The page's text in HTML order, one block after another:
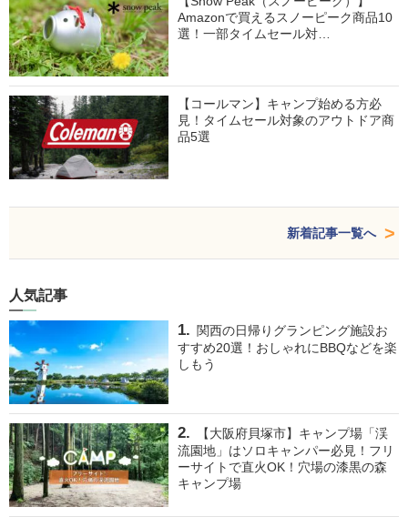
Amazonで買えるスノーピーク商品10
選！一部タイムセール対…
【コールマン】キャンプ始める方必
見！タイムセール対象のアウトドア商
品5選
新着記事一覧へ
人気記事
関西の日帰りグランピング施設お
すすめ20選！おしゃれにBBQなどを楽
しもう
【大阪府貝塚市】キャンプ場「渓
流園地」はソロキャンパー必見！フリ
ーサイトで直火OK！穴場の漆黒の森
キャンプ場